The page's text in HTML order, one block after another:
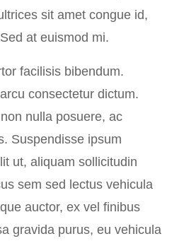
sit amet congue id,
at euismod mi.
facilisis bibendum.
consectetur dictum.
nulla posuere, ac
Suspendisse ipsum
ut, aliquam sollicitudin
sem sed lectus vehicula
auctor, ex vel finibus
gravida purus, eu vehicula